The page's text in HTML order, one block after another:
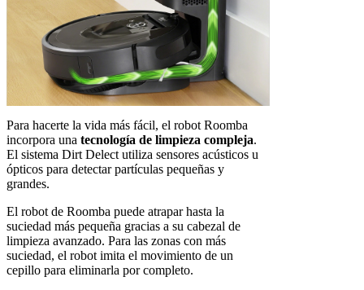
Para hacerte la vida más fácil, el robot Roomba
incorpora una tecnología de limpieza compleja.
El sistema Dirt Delect utiliza sensores acústicos u
ópticos para detectar partículas pequeñas y
grandes.
El robot de Roomba puede atrapar hasta la
suciedad más pequeña gracias a su cabezal de
limpieza avanzado. Para las zonas con más
suciedad, el robot imita el movimiento de un
cepillo para eliminarla por completo.